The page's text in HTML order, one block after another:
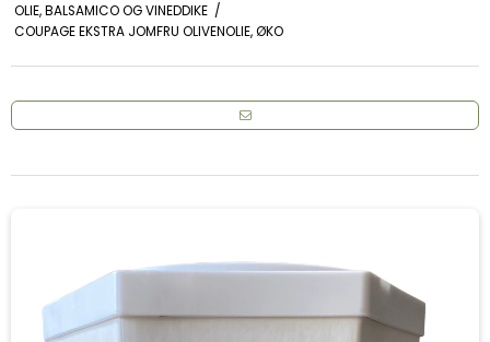
OLIE, BALSAMICO OG VINEDDIKE /
COUPAGE EKSTRA JOMFRU OLIVENOLIE, ØKO